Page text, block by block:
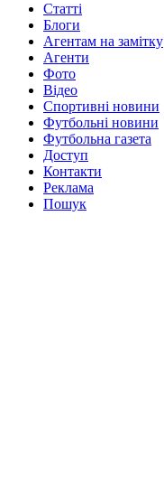
Статті
Блоги
Агентам на замітку
Агенти
Фото
Відео
Спортивні новини
Футбольні новини
Футбольна газета
Доступ
Контакти
Реклама
Пошук